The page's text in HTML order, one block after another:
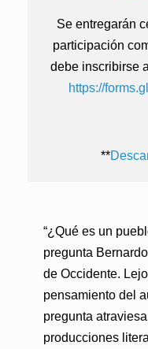
Se entregarán
participación
debe inscribirse
https://
**
“¿Qué es un
pregunta
de Occidente.
pensamiento del
pregunta
producciones